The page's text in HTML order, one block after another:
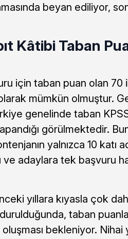
beyan ediliyor,
Kâtibi Taban
için taban puan olan 70
mümkün olmuştur.
genelinde taban KPSS
görülmektedir.
yalnızca 10 katı
ve adaylara tek başvuru
yıllara kıyasla çok
taban
bekleniyor. Nihai